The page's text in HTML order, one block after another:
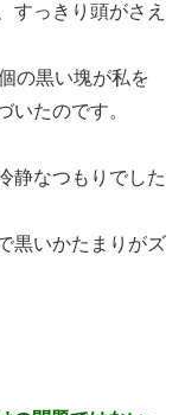
すっきり頭がさえ
の黒い塊が私を
いたのです。
静なつもりでした
黒いかたまりがズ